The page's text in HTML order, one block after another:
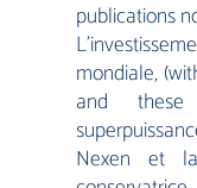
publications
mondiale,
and
Nexen et